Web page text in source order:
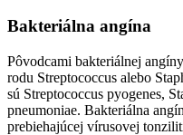
Bakteriálna angína
Pôvodcami bakteriálnej
rodu Streptococcus alebo
sú Streptococcus pyogenes,
pneumoniae. Bakteriálna
prebiehajúcej vírusovej